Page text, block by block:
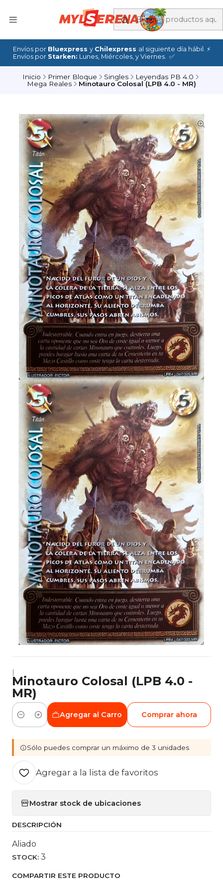
Envíos por Bluexpress y Chilexpress al siguiente día hábil. ⚡
Envíos por Starken: Lunes, Miércoles, y Viernes. ✅
Inicio Primer Bloque Singles
Leyendas PB 4.0
Mega Reales
Minotauro Colosal (LPB 4.0 - MR)
|
Minotauro Colosal (LPB 4.0 -
MR)
Cantidad
Agregar al Carro Comprar ahora
Sólo puedes comprar un máximo de 3 unidades
Agregar a la lista de favoritos
Mostrar stock de ubicaciones
DESCRIPCIÓN
Aliado
STOCK: 3
COMPARTIR ESTE PRODUCTO